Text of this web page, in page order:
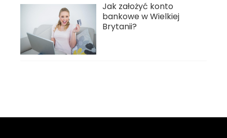
Jak założyć konto
bankowe w Wielkiej
Brytanii?